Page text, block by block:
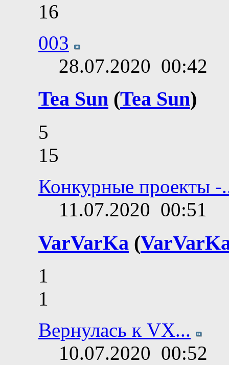
16
003
28.07.2020 00:42
Tea Sun (Tea Sun)
5
15
Конкурные проекты -
11.07.2020 00:51
VarVarKa (
1
1
Вернулась к VX...
10.07.2020 00:52